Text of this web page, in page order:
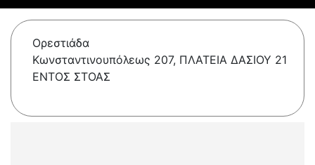
Ορεστιάδα
Κωνσταντινουπόλεως 207, ΠΛΑΤΕΙΑ ΔΑΣΙΟΥ 21
ΕΝΤΟΣ ΣΤΟΑΣ